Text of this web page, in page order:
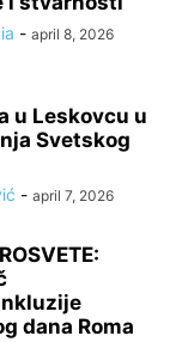
- april 8, 2026
u Leskovcu u
Svetskog
- april 7, 2026
dana Roma